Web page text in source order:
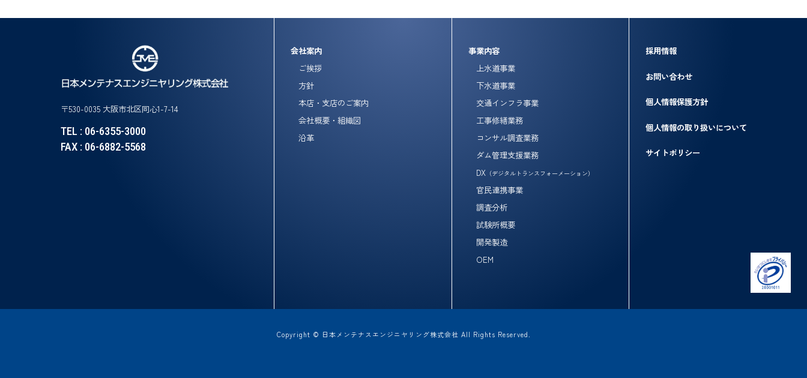
〒530-0035 大阪市北区同心1-7-14
TEL : 06-6355-3000
FAX : 06-6882-5568
会社案内
ご挨拶
方針
本店・支店のご案内
会社概要・組織図
沿革
事業内容
上水道事業
下水道事業
交通インフラ事業
工事修繕業務
コンサル調査業務
ダム管理支援業務
DX（デジタルトランスフォーメーション）
官民連携事業
調査分析
試験所概要
開発製造
OEM
採用情報
お問い合わせ
個人情報保護方針
個人情報の取り扱いについて
サイトポリシー
Copyright © 日本メンテナスエンジニヤリング株式会社 All Rights Reserved.